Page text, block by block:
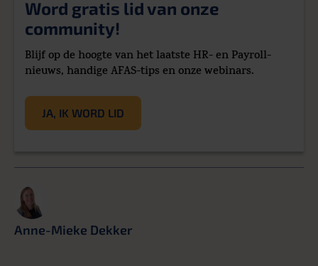
Word gratis lid van onze
community!
Blijf op de hoogte van het laatste HR- en Payroll-
nieuws, handige AFAS-tips en onze webinars.
JA, IK WORD LID
Anne-Mieke Dekker